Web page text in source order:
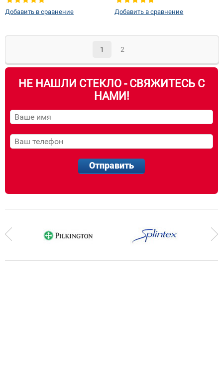
правое
Добавить в сравнение
Появление или изменение
отверстий: Да
Добавить в сравнение
1 2
НЕ НАШЛИ СТЕКЛО - СВЯЖИТЕСЬ С
НАМИ!
Отправить